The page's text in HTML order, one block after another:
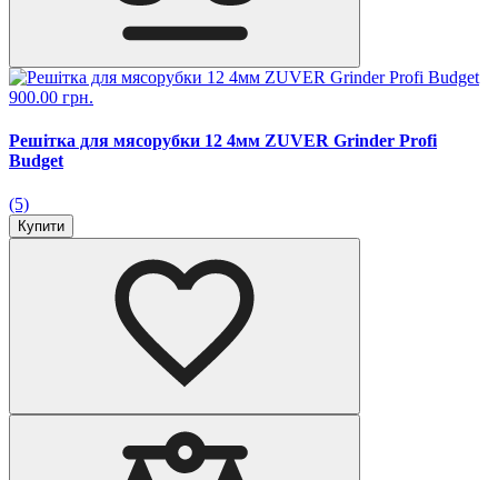
900.00 грн.
Решітка для мясорубки 12 4мм ZUVER Grinder Profi
Budget
(5)
Купити